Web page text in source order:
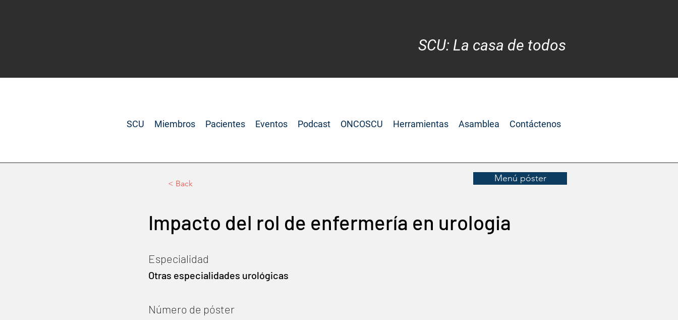
SCU: La casa de todos
SCU Miembros Pacientes Eventos Podcast ONCOSCU Herramientas Asamblea Contáctenos
< Back Menú póster
Impacto del rol de enfermería en urologia
Especialidad
Otras especialidades urológicas
Número de póster